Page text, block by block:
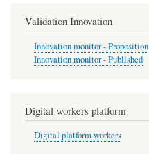
Validation Innovation
Innovation monitor - Proposition
Innovation monitor - Published
Digital workers platform
Digital platform workers